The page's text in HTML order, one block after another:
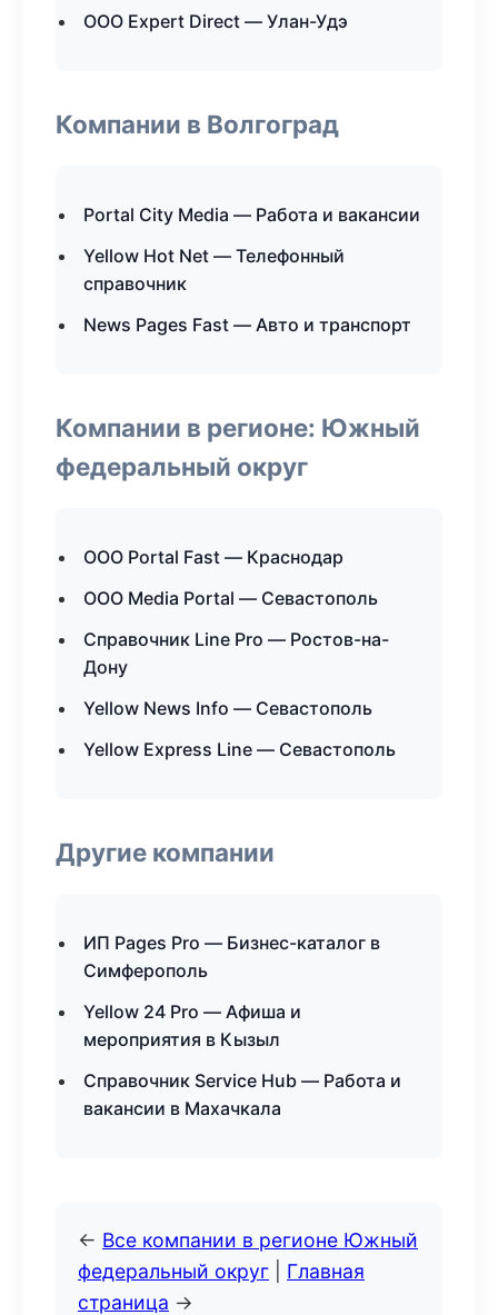
ООО Expert Direct — Улан-Удэ
Компании в Волгоград
Portal City Media — Работа и вакансии
Yellow Hot Net — Телефонный
справочник
News Pages Fast — Авто и транспорт
Компании в регионе: Южный
федеральный округ
ООО Portal Fast — Краснодар
ООО Media Portal — Севастополь
Справочник Line Pro — Ростов-на-
Дону
Yellow News Info — Севастополь
Yellow Express Line — Севастополь
Другие компании
ИП Pages Pro — Бизнес-каталог в
Симферополь
Yellow 24 Pro — Афиша и
мероприятия в Кызыл
Справочник Service Hub — Работа и
вакансии в Махачкала
← Все компании в регионе Южный
федеральный округ
Главная
страница →